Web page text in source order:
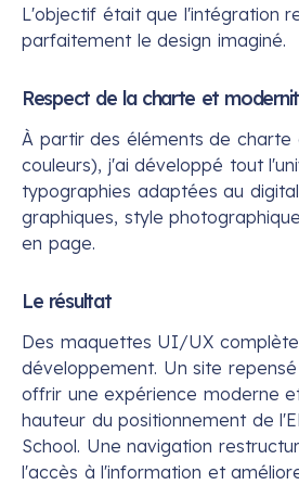
L'objectif était que l'intégration
parfaitement le design imaginé.
Respect de la charte et
À partir des éléments de
couleurs), j'ai développé tout
typographies adaptées au
graphiques, style
en page.
Le résultat
Des maquettes UI/UX
développement. Un site
offrir une expérience moderne
hauteur du positionnement de
School. Une navigation
l'accès à l'information et